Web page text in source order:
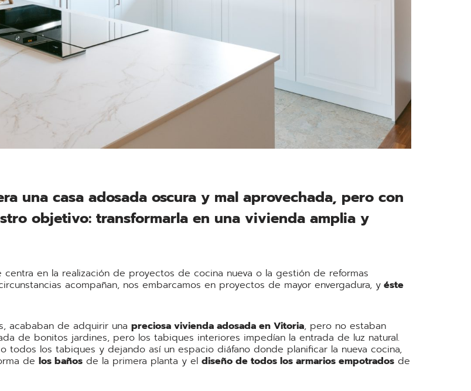
una casa adosada oscura y mal aprovechada, pero con
objetivo: transformarla en una vivienda amplia y
centra en la realización de proyectos de cocina nueva o la gestión de reformas
acompañan, nos embarcamos en proyectos de mayor envergadura, y éste
acababan de adquirir una preciosa vivienda adosada en Vitoria, pero no estaban
de bonitos jardines, pero los tabiques interiores impedían la entrada de luz natural.
todos los tabiques y dejando así un espacio diáfano donde planificar la nueva cocina,
de los baños de la primera planta y el diseño de todos los armarios empotrados de